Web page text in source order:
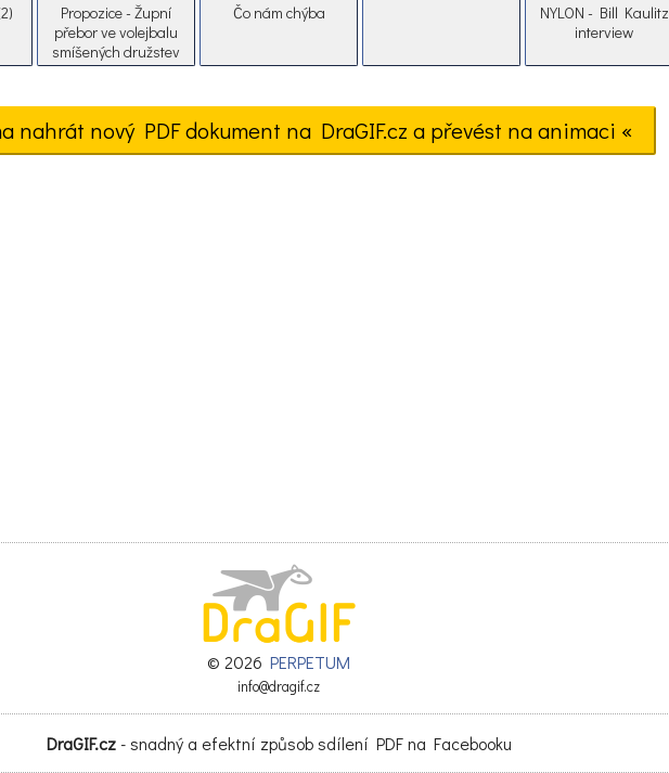
Propozice - Župní
přebor ve volejbalu
smíšených družstev
Čo nám chýba
NYLON - Bill Kaulitz
interview
nahrát nový PDF dokument na DraGIF.cz a převést na animaci «
© 2026 PERPETUM
info@dragif.cz
DraGIF.cz- snadný a efektní způsob sdílení PDF na Facebooku